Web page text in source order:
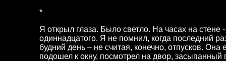
*
Я открыл глаза. Было светло. На часах на стене
одиннадцатого. Я не помнил, когда последний
будний день – не считая, конечно, отпусков.
подошел к окну, посмотрел на двор,